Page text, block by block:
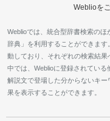
Weblioを
Weblioでは、統合型辞書検索の
辞典」を利用することができま
動しており、それぞれの検索結
中では、Weblioに登録されている
解説文で登場した分からないキ
果を表示することができます。